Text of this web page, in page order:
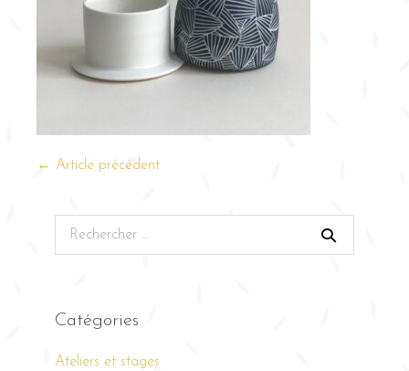
← Article précédent
Catégories
Ateliers et stages